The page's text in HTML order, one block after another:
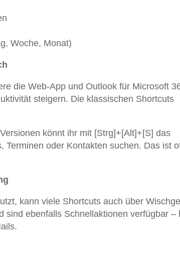
Woche, Monat)
die Web-App und Outlook für Microsoft
steigern. Die klassischen Shortcuts
könnt ihr mit [Strg]+[Alt]+[S] das
Terminen oder Kontakten suchen. Das ist
kann viele Shortcuts auch über
sind ebenfalls Schnellaktionen verfügbar –